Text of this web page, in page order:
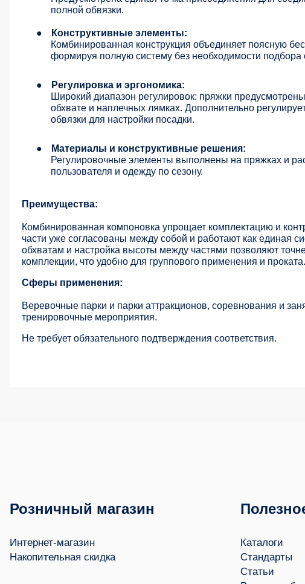
полной обвязки.
●
Конструктивные элементы:
Комбинированная конструкция объединяет поясную
формируя полную систему без необходимости подбора
●
Регулировка и эргономика:
Широкий диапазон регулировок: пряжки
обхвате и наплечных лямках. Дополнительно
обвязки для настройки посадки.
●
Материалы и конструктивные решения:
Регулировочные элементы выполнены на пряжках и
пользователя и одежду по сезону.
Преимущества:
Комбинированная компоновка упрощает комплектацию и
части уже согласованы между собой и работают как единая
обхватам и настройка высоты между частями позволяют
комплекции, что удобно для группового применения и проката.
Сферы применения:
Веревочные парки и парки аттракционов, соревнования и
тренировочные мероприятия.
Не требует обязательного подтверждения соответствия.
Розничный магазин
Интернет-магазин
Накопительная скидка
Каталоги
Стандарты
Статьи